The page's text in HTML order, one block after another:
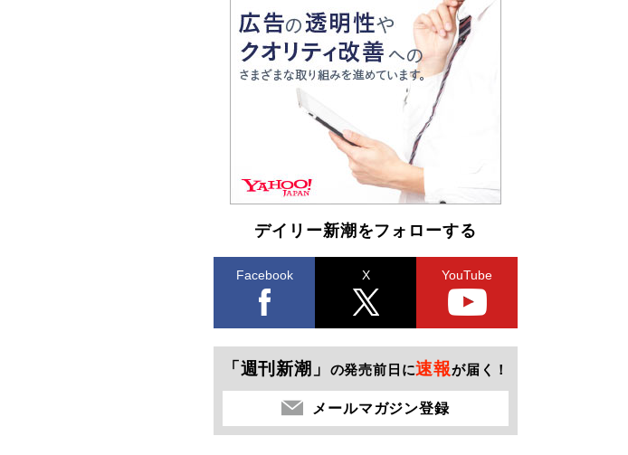
デイリー新潮をフォローする
Facebook X YouTube
「週刊新潮」 の発売前日に速報が届く！
メールマガジン登録